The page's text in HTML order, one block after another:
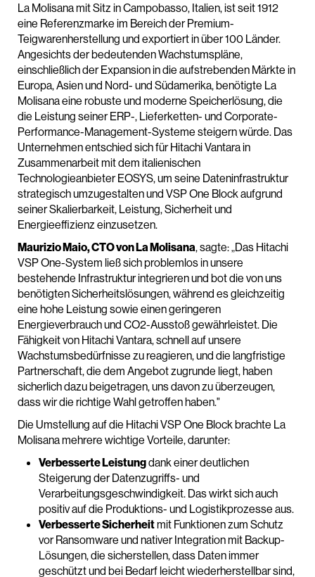
La Molisana mit Sitz in Campobasso, Italien, ist seit 1912
eine Referenzmarke im Bereich der Premium-
Teigwarenherstellung und exportiert in über 100 Länder.
Angesichts der bedeutenden Wachstumspläne,
einschließlich der Expansion in die aufstrebenden Märkte in
Europa, Asien und Nord- und Südamerika, benötigte La
Molisana eine robuste und moderne Speicherlösung, die
die Leistung seiner ERP-, Lieferketten- und Corporate-
Performance-Management-Systeme steigern würde. Das
Unternehmen entschied sich für Hitachi Vantara in
Zusammenarbeit mit dem italienischen
Technologieanbieter EOSYS, um seine Dateninfrastruktur
strategisch umzugestalten und VSP One Block aufgrund
seiner Skalierbarkeit, Leistung, Sicherheit und
Energieeffizienz einzusetzen.
Maurizio Maio, CTO von La Molisana, sagte: „Das Hitachi
VSP One-System ließ sich problemlos in unsere
bestehende Infrastruktur integrieren und bot die von uns
benötigten Sicherheitslösungen, während es gleichzeitig
eine hohe Leistung sowie einen geringeren
Energieverbrauch und CO2-Ausstoß gewährleistet. Die
Fähigkeit von Hitachi Vantara, schnell auf unsere
Wachstumsbedürfnisse zu reagieren, und die langfristige
Partnerschaft, die dem Angebot zugrunde liegt, haben
sicherlich dazu beigetragen, uns davon zu überzeugen,
dass wir die richtige Wahl getroffen haben."
Die Umstellung auf die Hitachi VSP One Block brachte La
Molisana mehrere wichtige Vorteile, darunter:
Verbesserte Leistungdank einer deutlichen
Steigerung der Datenzugriffs- und
Verarbeitungsgeschwindigkeit. Das wirkt sich auch
positiv auf die Produktions- und Logistikprozesse aus.
Verbesserte Sicherheitmit Funktionen zum Schutz
vor Ransomware und nativer Integration mit Backup-
Lösungen, die sicherstellen, dass Daten immer
geschützt und bei Bedarf leicht wiederherstellbar sind,